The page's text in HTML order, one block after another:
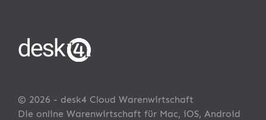
© 2026 - desk4 Cloud Warenwirtschaft
Die online Warenwirtschaft für Mac, iOS, Android